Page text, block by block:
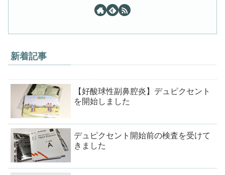
新着記事
【好酸球性副鼻腔炎】デュピクセント
を開始しました
デュピクセント開始前の検査を受けて
きました